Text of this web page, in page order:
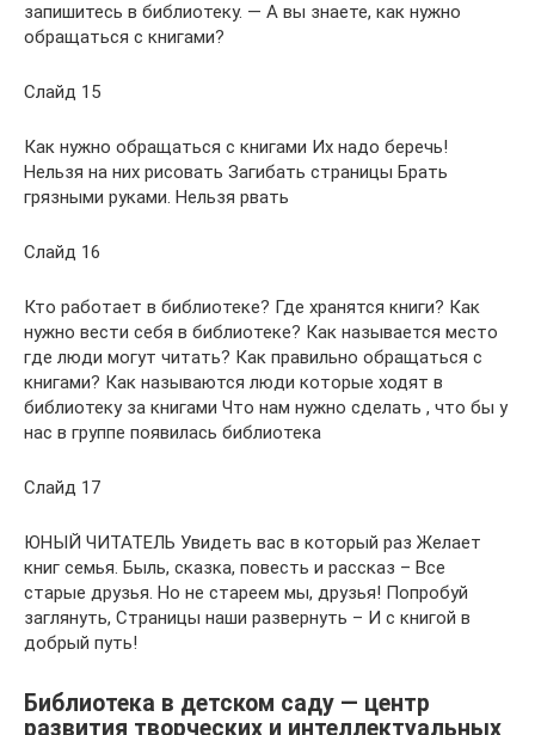
запишитесь в библиотеку. — А вы знаете, как нужно
обращаться с книгами?
Слайд 15
Как нужно обращаться с книгами Их надо беречь!
Нельзя на них рисовать Загибать страницы Брать
грязными руками. Нельзя рвать
Слайд 16
Кто работает в библиотеке? Где хранятся книги? Как
нужно вести себя в библиотеке? Как называется место
где люди могут читать? Как правильно обращаться с
книгами? Как называются люди которые ходят в
библиотеку за книгами Что нам нужно сделать , что бы у
нас в группе появилась библиотека
Слайд 17
ЮНЫЙ ЧИТАТЕЛЬ Увидеть вас в который раз Желает
книг семья. Быль, сказка, повесть и рассказ – Все
старые друзья. Но не стареем мы, друзья! Попробуй
заглянуть, Страницы наши развернуть – И с книгой в
добрый путь!
Библиотека в детском саду — центр
развития творческих и интеллектуальных